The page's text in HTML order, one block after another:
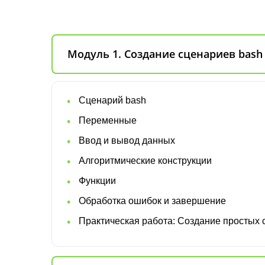
Модуль 1. Создание сценариев bash
Сценарий bash
Переменные
Ввод и вывод данных
Алгоритмические конструкции
Функции
Обработка ошибок и завершение
Практическая работа: Создание простых